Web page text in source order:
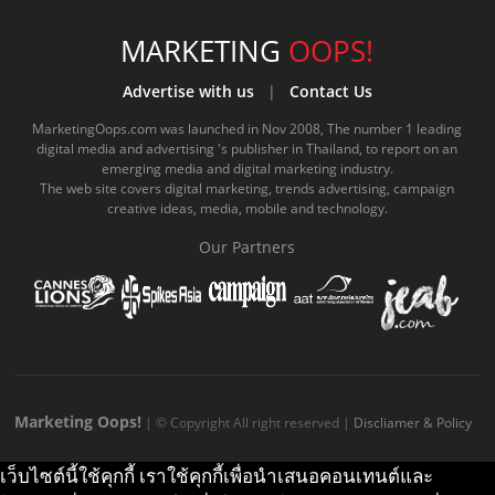
e
b
o
o
k
c
o
t
u
b
e
.
o
o
m
e
m
e
t
a
g
r
a
.
t
o
k
.
c
m
MARKETING OOPS!
Advertise with us| Contact Us
MarketingOops.com was launched in Nov 2008, The number 1 leading
digital media and advertising 's publisher in Thailand, to report on an
emerging media and digital marketing industry.
The web site covers digital marketing, trends advertising, campaign
creative ideas, media, mobile and technology.
Our Partners
Marketing Oops! | © Copyright All right reserved | Discliamer & Policy
เว็บไซต์นี้ใช้คุกกี้ เราใช้คุกกี้เพื่อนำเสนอคอนเทนต์และ